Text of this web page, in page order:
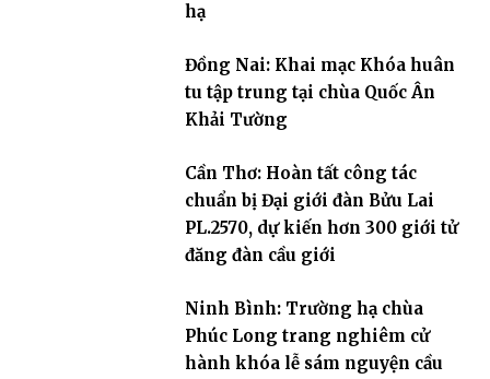
hạ
Đồng Nai: Khai mạc Khóa huân
tu tập trung tại chùa Quốc Ân
Khải Tường
Cần Thơ: Hoàn tất công tác
chuẩn bị Đại giới đàn Bửu Lai
PL.2570, dự kiến hơn 300 giới tử
đăng đàn cầu giới
Ninh Bình: Trường hạ chùa
Phúc Long trang nghiêm cử
hành khóa lễ sám nguyện cầu